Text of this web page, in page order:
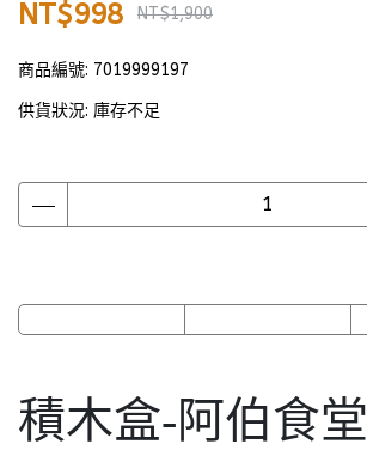
NT$998 NT$1,900
商品編號: 7019999197
供貨狀況: 庫存不足
積木盒-阿伯食堂